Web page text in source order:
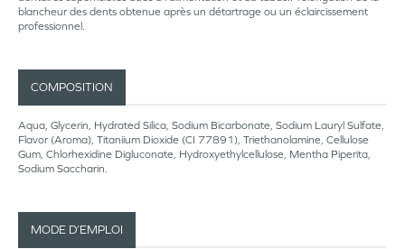
blancheur des dents obtenue après un détartrage ou un éclaircissement
professionnel.
COMPOSITION
Aqua, Glycerin, Hydrated Silica, Sodium Bicarbonate, Sodium Lauryl Sulfate,
Flavor (Aroma), Titaniium Dioxide (CI 77891), Triethanolamine, Cellulose
Gum, Chlorhexidine Digluconate, Hydroxyethylcellulose, Mentha Piperita,
Sodium Saccharin.
MODE D’EMPLOI